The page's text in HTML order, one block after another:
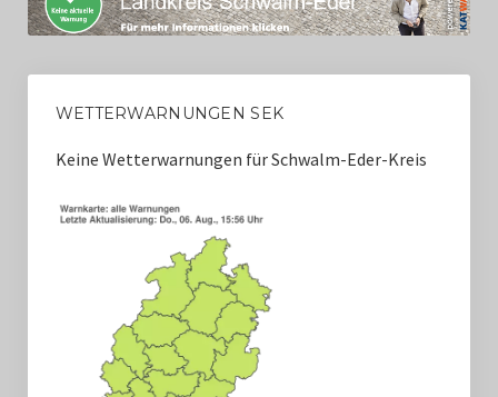
WETTERWARNUNGEN SEK
Keine Wetterwarnungen für Schwalm-Eder-Kreis